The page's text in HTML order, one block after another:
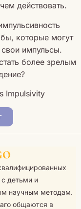
действовать.
которые могут
импульсы.
более зрелым
Impulsivity
с детьми и
научным методам.
общаются в